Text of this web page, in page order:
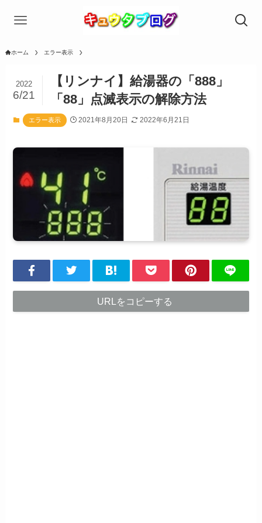
ホーム エラー表示
【リンナイ】給湯器の「888」
「88」点滅表示の解除方法
2022
6/21
エラー表示 2021年8月20日 2022年6月21日
URLをコピーする